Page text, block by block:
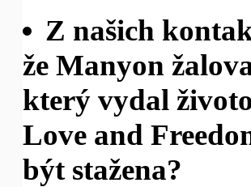
Z našich
že Manyon
který vydal
Love and
být stažena?